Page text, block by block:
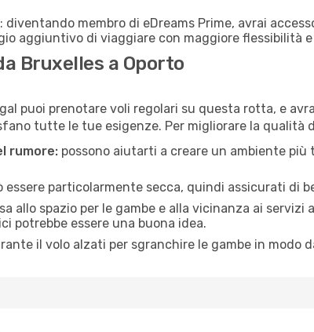
membro di eDreams Prime, avrai
aggiuntivo di viaggiare con maggiore flessibilità
Bruxelles a Oporto
puoi prenotare voli regolari su questa rotta, e
tutte le tue esigenze. Per migliorare la qualità
rumore: possono aiutarti a creare un ambiente
essere particolarmente secca, quindi assicurati di
allo spazio per le gambe e alla vicinanza ai servizi
potrebbe essere una buona idea.
il volo alzati per sgranchire le gambe in modo